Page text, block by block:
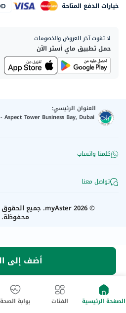
أضف إلى
خيارات الدفع المتاحة
لا تفوت آخر العروض والخصومات
حمل تطبيق ماي أستر الآن
العنوان الرئيسي:
Tower Business Bay, Dubai
كلمنا واتساب
تواصل معنا
©
2026
myAster. جميع الحقوق
محفوظة.
الصفحة الرئيسية الفئات بوابة الصحة